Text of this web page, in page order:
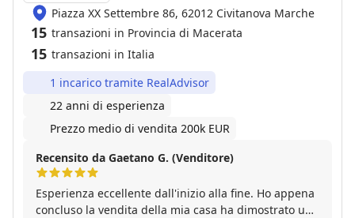
Piazza XX Settembre 86, 62012 Civitanova Marche
15 transazioni in Provincia di Macerata
15 transazioni in Italia
1 incarico tramite RealAdvisor
22 anni di esperienza
Prezzo medio di vendita 200k EUR
Recensito da Gaetano G. (Venditore)
Esperienza eccellente dall'inizio alla fine. Ho appena
concluso la vendita della mia casa ha dimostrato una